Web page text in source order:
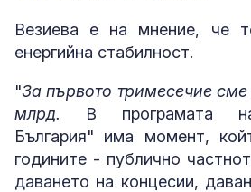
Везиева е на мнение, че
енергийна стабилност.
"За първото тримесечие сме
млрд. В програмата на
България" има момент,
годините - публично
даването на концесии,